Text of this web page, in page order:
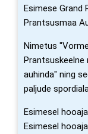
Esimese Grand
Prantsusmaa
Nimetus
Prantsuskeelne
auhinda" ning
paljude
Esimesel
Esimesel